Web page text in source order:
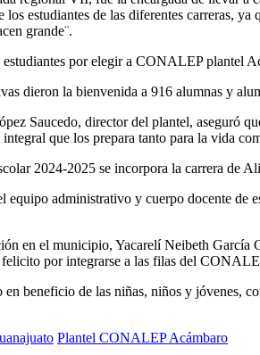
estudiantes de las diferentes carreras,
grande¨.
por elegir a CONALEP plantel
dieron la bienvenida a 916 alumnas y
Saucedo, director del plantel, aseguró
que los prepara tanto para la vida
2024-2025 se incorpora la carrera de
equipo administrativo y cuerpo docente
en el municipio, Yacarelí Neibeth
por integrarse a las filas del
en beneficio de las niñas, niños y jóvenes,
Plantel CONALEP Acámbaro